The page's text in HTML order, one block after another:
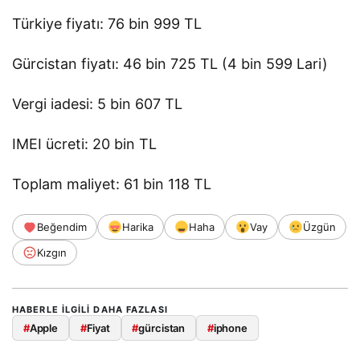
Türkiye fiyatı: 76 bin 999 TL
Gürcistan fiyatı: 46 bin 725 TL (4 bin 599 Lari)
Vergi iadesi: 5 bin 607 TL
IMEI ücreti: 20 bin TL
Toplam maliyet: 61 bin 118 TL
Beğendim Harika Haha Vay
Üzgün
Kızgın
HABERLE ILGILI DAHA FAZLASI
#Apple #Fiyat #gürcistan #iphone